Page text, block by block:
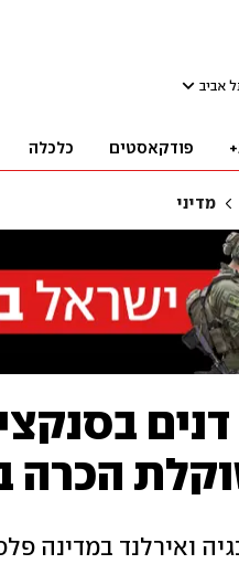
אביב
פודקאסטים כלכלה
מדיני
הכרה
ואירלנד במדינה